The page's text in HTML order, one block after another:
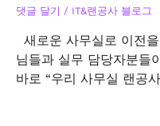
댓글 달기 / IT&랜공사 블로그
새로운 사무실로 이전
님들과 실무 담당자분들
바로 “우리 사무실 랜공